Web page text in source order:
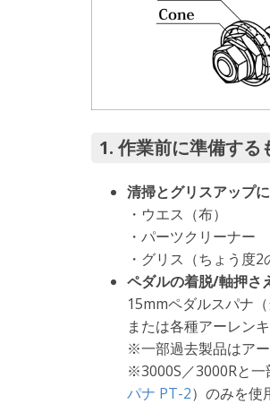
1. 作業前に準備する
清掃とグリスアップ
・ウエス（布）
・パーツクリーナー
・グリス（ちょう度
ペダルの着脱/軸押さ
15mmペダルスパナ
または各種アーレン
※一部過去製品はア
※3000S／3000Rと
パナ PT-2）のみを使